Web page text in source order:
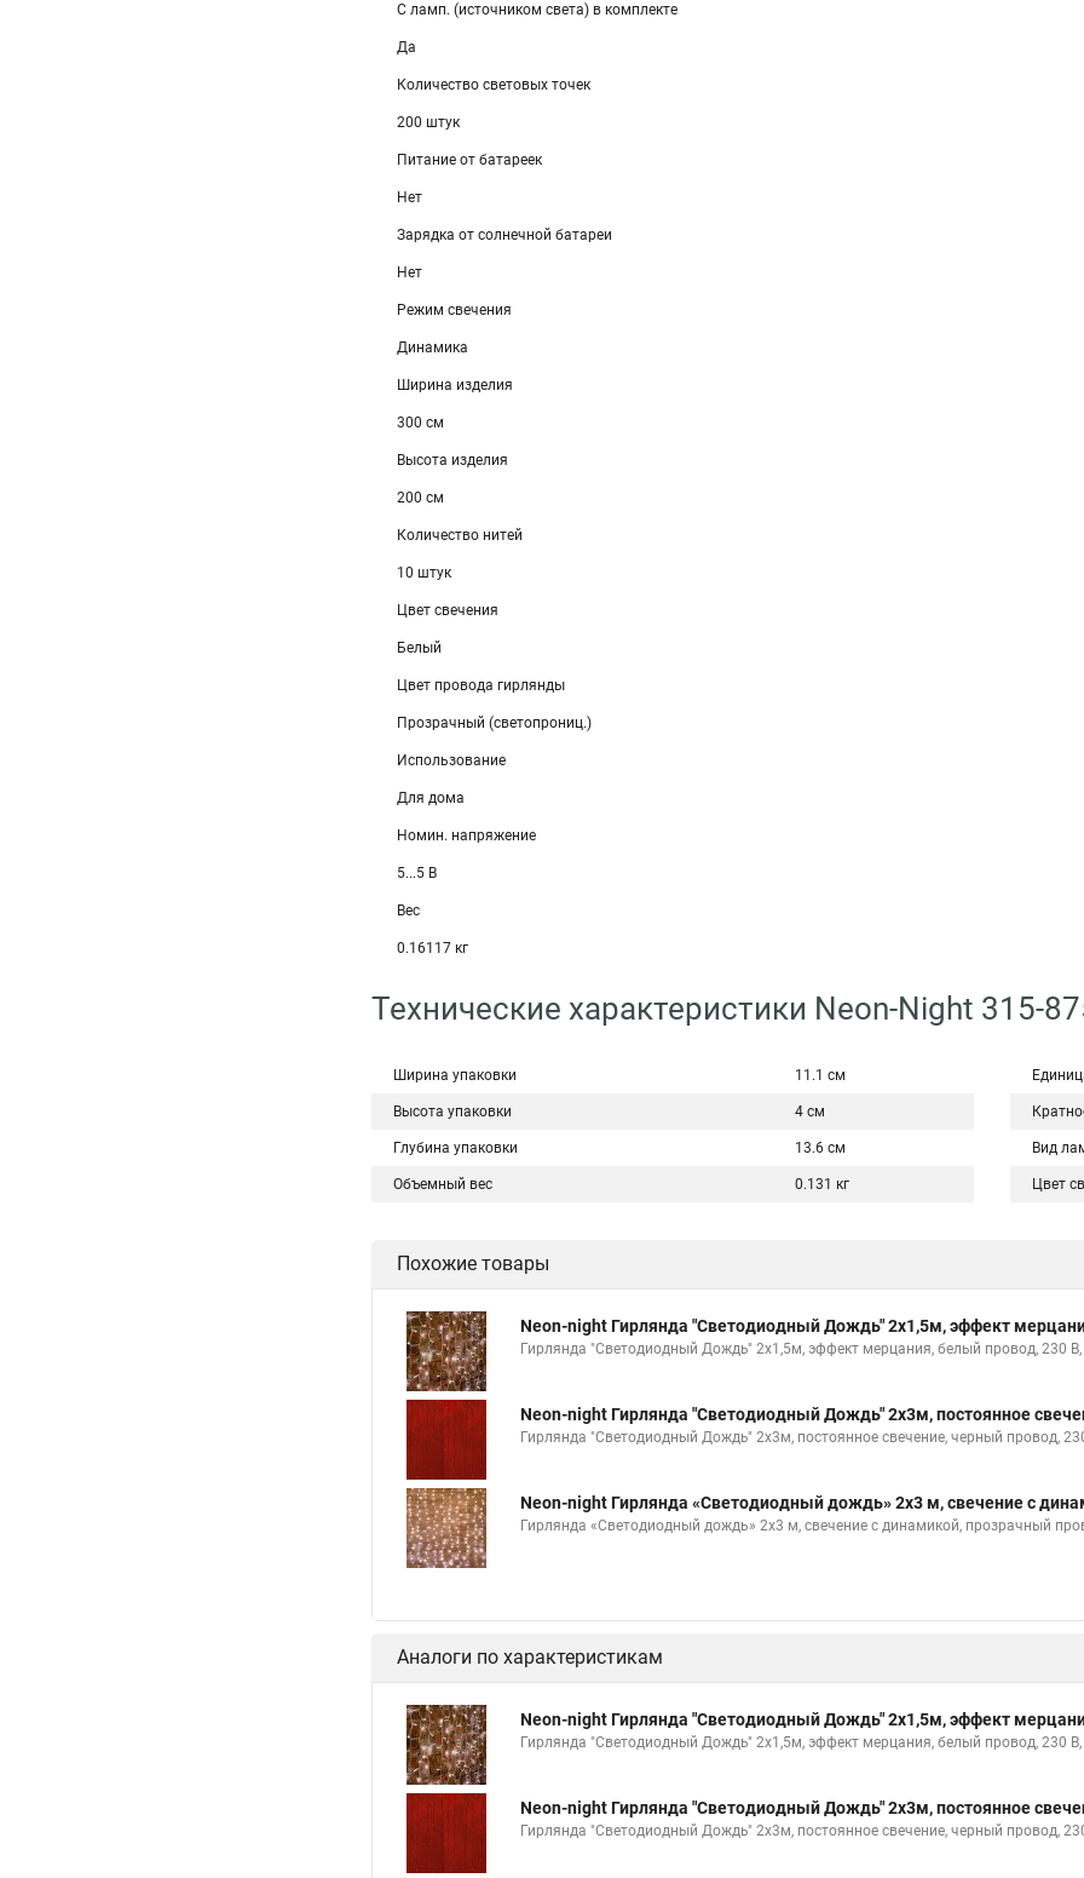
С ламп. (источником света) в комплекте
Да
Количество световых точек
200 штук
Питание от батареек
Нет
Зарядка от солнечной батареи
Нет
Режим свечения
Динамика
Ширина изделия
300 см
Высота изделия
200 см
Количество нитей
10 штук
Цвет свечения
Белый
Цвет провода гирлянды
Прозрачный (светопрониц.)
Использование
Для дома
Номин. напряжение
5...5 В
Вес
0.16117 кг
Технические характеристики Neon-Night 315-
Ширина упаковки 11.1 см
Высота упаковки 4 см
Глубина упаковки 13.6 см
Объемный вес 0.131 кг
Вид
Цвет
Похожие товары
Neon-night Гирлянда "Светодиодный Дождь" 2х1,5м, эффект
Гирлянда "Светодиодный Дождь" 2х1,5м, эффект мерцания, белый провод, 230
Neon-night Гирлянда "Светодиодный Дождь" 2х3м, постоянное
Гирлянда "Светодиодный Дождь" 2х3м, постоянное свечение, черный провод,
Neon-night Гирлянда «Светодиодный дождь» 2х3 м, свечение с
Гирлянда «Светодиодный дождь» 2х3 м, свечение с динамикой, прозрачный
Аналоги по характеристикам
Neon-night Гирлянда "Светодиодный Дождь" 2х1,5м, эффект
Гирлянда "Светодиодный Дождь" 2х1,5м, эффект мерцания, белый провод, 230
Neon-night Гирлянда "Светодиодный Дождь" 2х3м, постоянное
Гирлянда "Светодиодный Дождь" 2х3м, постоянное свечение, черный провод,